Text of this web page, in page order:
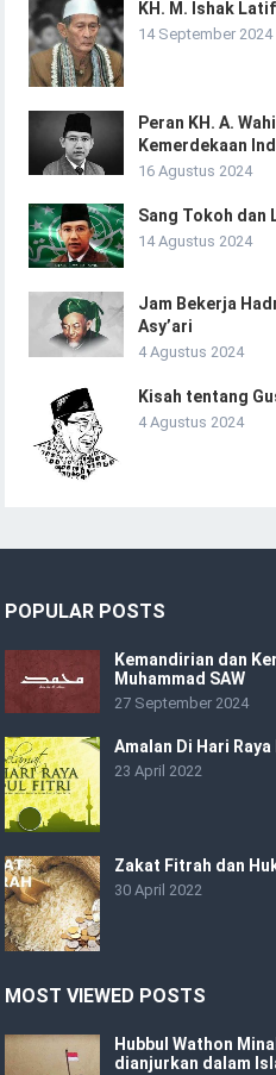
KH. M. Ishak
14 September 2024
Peran KH. A.
Kemerdekaan
16 Agustus 2024
Sang Tokoh dan
14 Agustus 2024
Jam Bekerja
Asy’ari
4 Agustus 2024
Kisah tentang
4 Agustus 2024
POPULAR POSTS
Kemandirian dan
Muhammad SAW
27 September 2024
Amalan Di Hari
23 April 2022
Zakat Fitrah dan
30 April 2022
MOST VIEWED POSTS
Hubbul Wathon
dianjurkan dalam